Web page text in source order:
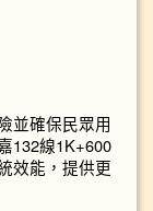
並確保民眾用
132線1K+600
效能，提供更